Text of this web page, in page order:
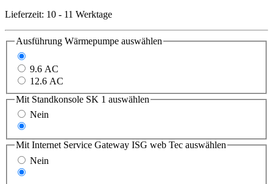
Lieferzeit: 10 - 11 Werktage
Ausführung Wärmepumpe auswählen
9.6 AC
12.6 AC
Mit Standkonsole SK 1 auswählen
Nein
Mit Internet Service Gateway ISG web Tec auswählen
Nein